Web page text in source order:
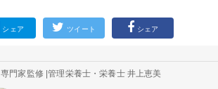
シェア ツイート シェア
専門家監修 |管理栄養士・栄養士 井上恵美